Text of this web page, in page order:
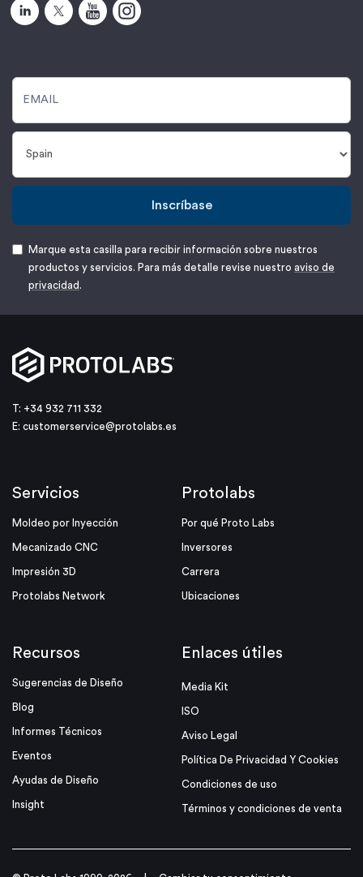
Inscríbase
Marque esta casilla para recibir información sobre nuestros
productos y servicios. Para más detalle revise nuestro aviso de
privacidad .
T: +34 932 711 332
E: customerservice@protolabs.es
Servicios
Moldeo por Inyección
Mecanizado CNC
Impresión 3D
Protolabs Network
Protolabs
Por qué Proto Labs
Inversores
Carrera
Ubicaciones
Recursos
Sugerencias de Diseño
Blog
Informes Técnicos
Eventos
Ayudas de Diseño
Insight
Enlaces útiles
Media Kit
ISO
Aviso Legal
Política De Privacidad Y Cookies
Condiciones de uso
Términos y condiciones de venta